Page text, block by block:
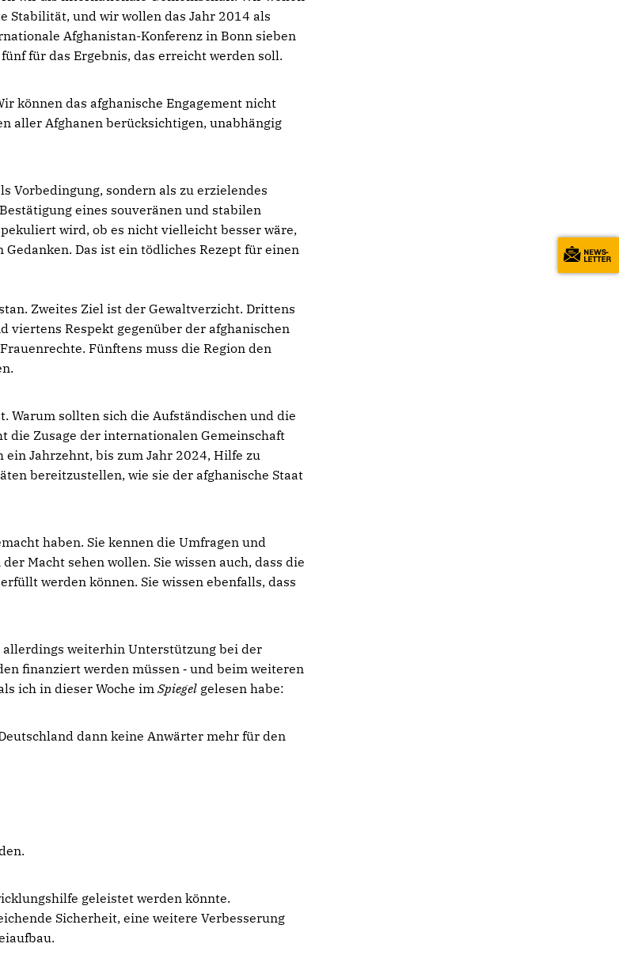
Stabilität, und wir wollen das Jahr 2014 als
Afghanistan-Konferenz in Bonn sieben
für das Ergebnis, das erreicht werden soll.
können das afghanische Engagement nicht
aller Afghanen berücksichtigen, unabhängig
Vorbedingung, sondern als zu erzielendes
eines souveränen und stabilen
wird, ob es nicht vielleicht besser wäre,
Das ist ein tödliches Rezept für einen
Zweites Ziel ist der Gewaltverzicht. Drittens
Respekt gegenüber der afghanischen
Fünftens muss die Region den
Warum sollten sich die Aufständischen und die
die Zusage der internationalen Gemeinschaft
Jahrzehnt, bis zum Jahr 2024, Hilfe zu
bereitzustellen, wie sie der afghanische Staat
haben. Sie kennen die Umfragen und
Macht sehen wollen. Sie wissen auch, dass die
werden können. Sie wissen ebenfalls, dass
weiterhin Unterstützung bei der
finanziert werden müssen ‑ und beim weiteren
ich in dieser Woche imSpiegel gelesen habe:
dann keine Anwärter mehr für den
geleistet werden könnte.
Sicherheit, eine weitere Verbesserung